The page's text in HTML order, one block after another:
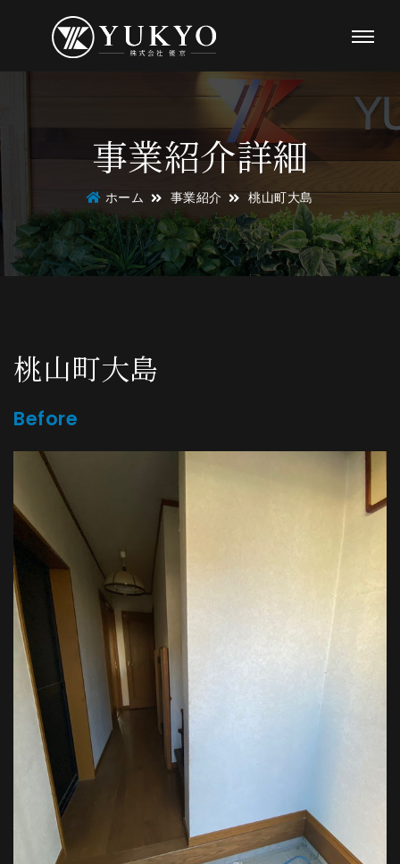
事業紹介詳細
ホーム 事業紹介 桃山町大島
桃山町大島
Before